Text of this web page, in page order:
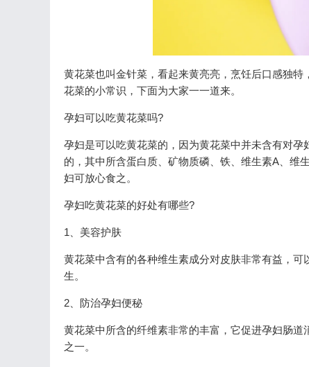
黄花菜也叫金针菜，看起来黄亮亮，烹饪后口感独
花菜的小常识，下面为大家一一道来。
孕妇可以吃黄花菜吗?
孕妇是可以吃黄花菜的，因为黄花菜中并未含有对
的，其中所含蛋白质、矿物质磷、铁、维生素A、维
妇可放心食之。
孕妇吃黄花菜的好处有哪些?
1、美容护肤
黄花菜中含有的各种维生素成分对皮肤非常有益，
生。
2、防治孕妇便秘
黄花菜中所含的纤维素非常的丰富，它促进孕妇肠
之一。